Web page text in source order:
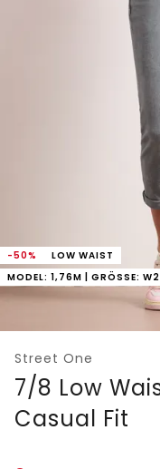
-50%
LOW WAIST
MODEL: 1,76M | GRÖSSE:
Street One
7/8 Low
Casual Fit